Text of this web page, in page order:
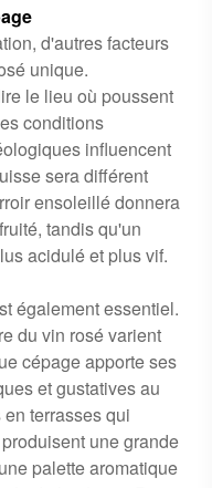
d'autres facteurs
unique.
le lieu où poussent
conditions
influencent
sera différent
ensoleillé donnera
tandis qu'un
acidulé et plus vif.
également essentiel.
du vin rosé varient
cépage apporte ses
et gustatives au
terrasses qui
une grande
palette aromatique